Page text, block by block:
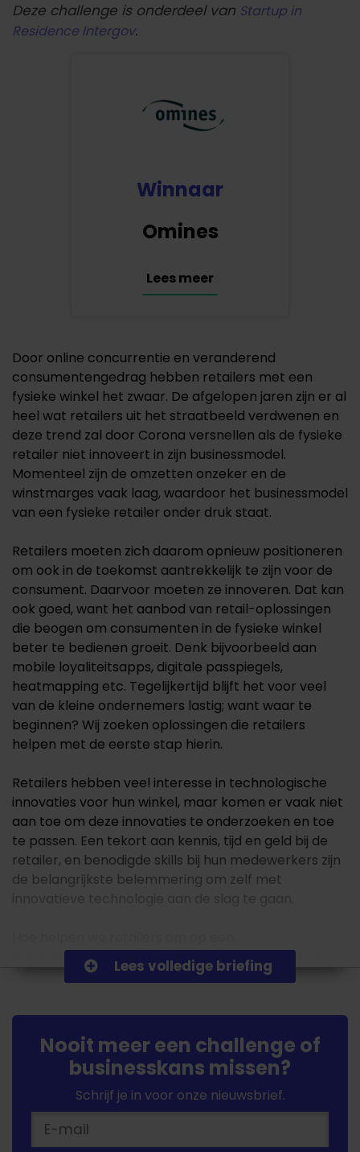
Deze challenge is onderdeel van Startup in
Residence Intergov.
Winnaar
Omines
Lees meer
Door online concurrentie en veranderend
consumentengedrag hebben retailers met een
fysieke winkel het zwaar. De afgelopen jaren zijn er al
heel wat retailers uit het straatbeeld verdwenen en
deze trend zal door Corona versnellen als de fysieke
retailer niet innoveert in zijn businessmodel.
Momenteel zijn de omzetten onzeker en de
winstmarges vaak laag, waardoor het businessmodel
van een fysieke retailer onder druk staat.
Retailers moeten zich daarom opnieuw positioneren
om ook in de toekomst aantrekkelijk te zijn voor de
consument. Daarvoor moeten ze innoveren. Dat kan
ook goed, want het aanbod van retail-oplossingen
die beogen om consumenten in de fysieke winkel
beter te bedienen groeit. Denk bijvoorbeeld aan
mobile loyaliteitsapps, digitale passpiegels,
heatmapping etc. Tegelijkertijd blijft het voor veel
van de kleine ondernemers lastig; want waar te
beginnen? Wij zoeken oplossingen die retailers
helpen met de eerste stap hierin.
Retailers hebben veel interesse in technologische
innovaties voor hun winkel, maar komen er vaak niet
aan toe om deze innovaties te onderzoeken en toe
te passen. Een tekort aan kennis, tijd en geld bij de
retailer, en benodigde skills bij hun medewerkers zijn
de belangrijkste belemmering om zelf met
innovatieve technologie aan de slag te gaan.
gebruiksvriendelijke en laagdrempelige manier de
eerste stappen te zetten om vanuit hunsales en
die innovatie hun business kan bieden?
Hebben jullie hiervoor dé oplossing? Dan ontvangen
wij graag jullie pitch!
Waar zijn we naar op zoek?
Wij zijn op zoek naar een oplossing/tool die:
Lees volledige briefing
Nooit meer een challenge of
businesskans missen?
Schrijf je in voor onze nieuwsbrief.